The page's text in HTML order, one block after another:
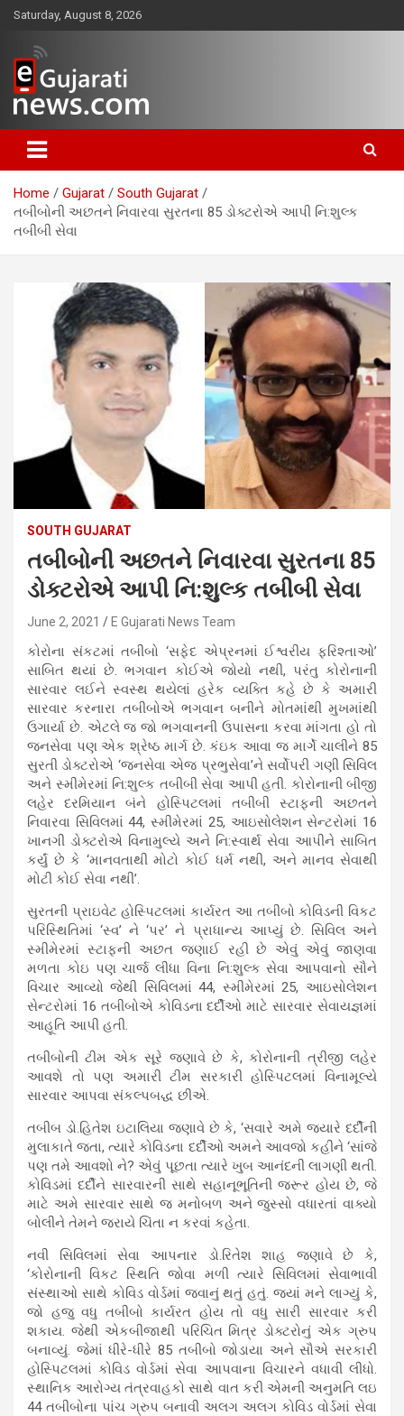
Skip
content
Saturday, August 8, 2026
ગુજરાત તેમજ દેશ-વિદેશના ગુજરાતી
સમાચાર માટેનું વિશ્વસનીય ગુજરાતી
ન્યૂઝ પોર્ટલ
Home Gujarat
South Gujarat
તબીબોની અછતને નિવારવા સુરતના 85 ડોક્ટરોએ આપી નિ:શુલ્ક
તબીબી સેવા
SOUTH GUJARAT
તબીબોની અછતને નિવારવા સુરતના 85
ડોક્ટરોએ આપી નિ:શુલ્ક તબીબી સેવા
June 2, 2021 E Gujarati News Team
કોરોના સંકટમાં તબીબો ‘સફેદ એપ્રનમાં ઈશ્વરીય ફરિશ્તાઓ’
સાબિત થયાં છે. ભગવાન કોઈએ જોયો નથી, પરંતુ કોરોનાની
સારવાર લઈને સ્વસ્થ થયેલાં હરેક વ્યક્તિ કહે છે કે અમારી
સારવાર કરનારા તબીબોએ ભગવાન બનીને મોતમાંથી મુખમાંથી
ઉગાર્યા છે. એટલે જ જો ભગવાનની ઉપાસના કરવા માંગતા હો તો
જનસેવા પણ એક શ્રેષ્ઠ માર્ગ છે. કંઇક આવા જ માર્ગે ચાલીને 85
સુરતી ડોક્ટરોએ ‘જનસેવા એજ પ્રભુસેવા’ને સર્વોપરી ગણી સિવિલ
અને સ્મીમેરમાં નિ:શુલ્ક તબીબી સેવા આપી હતી. કોરોનાની બીજી
લહેર દરમિયાન બંને હોસ્પિટલમાં તબીબી સ્ટાફની અછતને
નિવારવા સિવિલમાં 44, સ્મીમેરમાં 25, આઇસોલેશન સેન્ટરોમાં 16
ખાનગી ડોક્ટરોએ વિનામુલ્યે અને નિ:સ્વાર્થ સેવા આપીને સાબિત
કર્યું છે કે ‘માનવતાથી મોટો કોઈ ધર્મ નથી, અને માનવ સેવાથી
મોટી કોઈ સેવા નથી’.
સુરતની પ્રાઇવેટ હોસ્પિટલમાં કાર્યરત આ તબીબો કોવિડની વિકટ
પરિસ્થિતિમાં ‘સ્વ’ ને ‘પર’ ને પ્રાધાન્ય આપ્યું છે. સિવિલ અને
સ્મીમેરમાં સ્ટાફની અછત જણાઈ રહી છે એવું એવું જાણવા
મળતા કોઇ પણ ચાર્જ લીધા વિના નિ:શુલ્ક સેવા આપવાનો સૌને
વિચાર આવ્યો જેથી સિવિલમાં 44, સ્મીમેરમાં 25, આઇસોલેશન
સેન્ટરોમાં 16 તબીબોએ કોવિડના દર્દીઓ માટે સારવાર સેવાયજ્ઞમાં
આહૂતિ આપી હતી.
તબીબોની ટીમ એક સૂરે જણાવે છે કે, કોરોનાની ત્રીજી લહેર
આવશે તો પણ અમારી ટીમ સરકારી હોસ્પિટલમાં વિનામૂલ્યે
સારવાર આપવા સંકલ્પબદ્ધ છીએ.
તબીબ ડો.હિતેશ ઇટાલિયા જણાવે છે કે, ‘સવારે અમે જ્યારે દર્દીની
મુલાકાતે જતા, ત્યારે કોવિડના દર્દીઓ અમને આવજો કહીને ‘સાંજે
પણ તમે આવશો ને? એવું પૂછતા ત્યારે ખુબ આનંદની લાગણી થતી.
કોવિડમાં દર્દીને સારવારની સાથે સહાનૂભૂતિની જરૂર હોય છે, જે
માટે અમે સારવાર સાથે જ મનોબળ અને જુસ્સો વધારતાં વાક્યો
બોલીને તેમને જરાયે ચિંતા ન કરવાં કહેતા.
નવી સિવિલમાં સેવા આપનાર ડો.રિતેશ શાહ જણાવે છે કે,
‘કોરોનાની વિકટ સ્થિતિ જોવા મળી ત્યારે સિવિલમાં સેવાભાવી
સંસ્થાઓ સાથે કોવિડ વોર્ડમાં જવાનું થતું હતું. જ્યાં મને લાગ્યું કે,
જો હજુ વધુ તબીબો કાર્યરત હોય તો વધુ સારી સારવાર કરી
શકાય. જેથી એકબીજાથી પરિચિત મિત્ર ડોક્ટરોનું એક ગ્રુપ
બનાવ્યું. જેમાં ધીરે-ધીરે 85 તબીબો જોડાયા અને સૌએ સરકારી
હોસ્પિટલમાં કોવિડ વોર્ડમાં સેવા આપવાના વિચારને વધાવી લીધો.
સ્થાનિક આરોગ્ય તંત્રવાહકો સાથે વાત કરી એમની અનુમતિ લઇ
44 તબીબોના પાંચ ગ્રુપ બનાવી અલગ અલગ કોવિડ વોર્ડમાં સેવા